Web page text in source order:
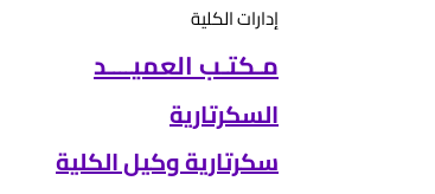
إدارات الكلية
مـكتـب العميــــد
السكرتارية
سكرتارية وكيل الكلية